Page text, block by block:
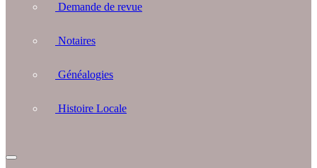
Demande de revue
Notaires
Généalogies
Histoire Locale